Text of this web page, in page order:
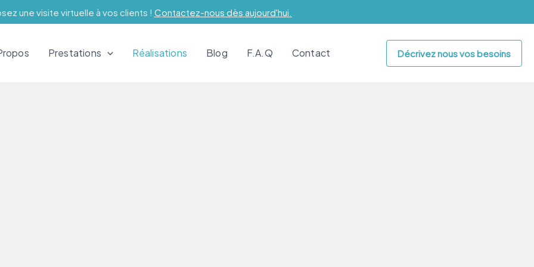
une visite virtuelle à vos clients ! Contactez-nous dès aujourd'hui.
Prestations Réalisations Blog F.A.Q Contact Décrivez nous vos besoins